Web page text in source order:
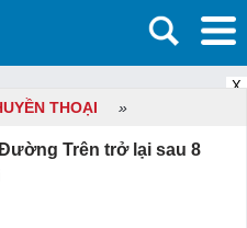
X
THOẠI »
Trên trở lại sau 8